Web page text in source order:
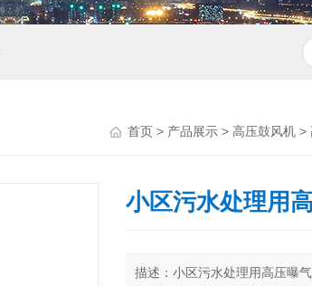
首页 > 产品展示 > 高压鼓风机 >
小区污水处理用
描述：小区污水处理用高压曝